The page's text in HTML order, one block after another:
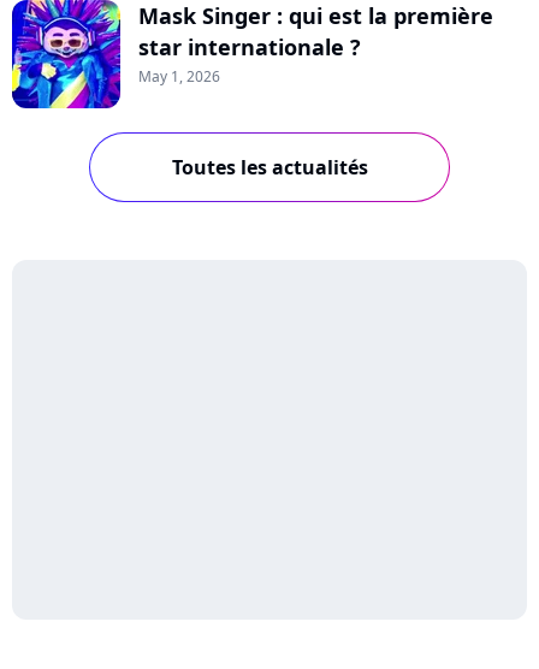
Mask Singer : qui est la première
star internationale ?
May 1, 2026
Toutes les actualités